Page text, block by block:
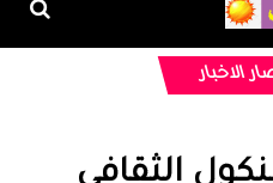
الاخبار
الثقافي